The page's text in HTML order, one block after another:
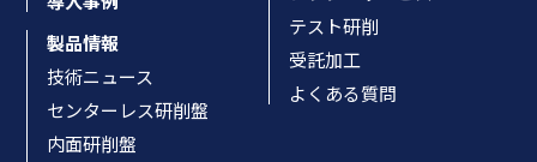
製品情報
技術ニュース
センターレス研削盤
内面研削盤
テスト研削
受託加工
よくある質問